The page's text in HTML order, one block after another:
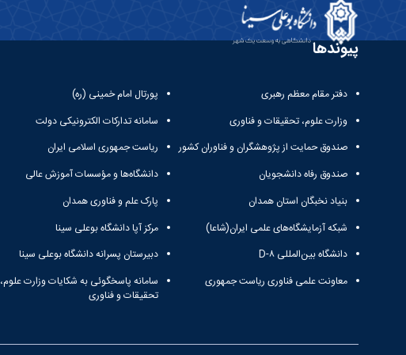
پیوندها
دفتر مقام معظم رهبری
وزارت علوم، تحقیقات و فناوری
صندوق حمایت از پژوهشگران و فناوران کشور
صندوق رفاه دانشجویان
بنیاد نخبگان استان همدان
شبکه آزمایشگاه‌های علمی ایران(شاعا)
دانشگاه بین‌المللی D-۸
معاونت علمی فناوری ریاست جمهوری
پورتال امام خمینی (ره)
سامانه تدارکات الکترونیکی دولت
ریاست جمهوری اسلامی ایران
دانشگاه‌ها و مؤسسات آموزش عالی
پارک علم و فناوری همدان
مرکز آپا دانشگاه بوعلی سینا
دبیرستان پسرانه دانشگاه بوعلی سینا
سامانه پاسخگوئی به شکایات وزارت علوم،
تحقیقات و فناوری